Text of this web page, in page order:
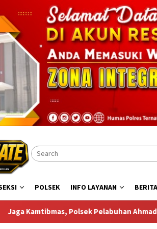
POLSEK INFO LAYANAN BERITA
Ahmad Yani Intensifkan Pengamanan